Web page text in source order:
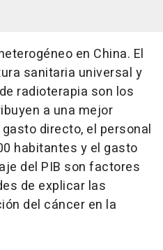
en China. El
sanitaria universal y
radioterapia son los
a una mejor
directo, el personal
habitantes y el gasto
del PIB son factores
de explicar las
del cáncer en la